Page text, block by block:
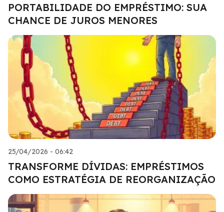
PORTABILIDADE DO EMPRÉSTIMO: SUA
CHANCE DE JUROS MENORES
25/04/2026 - 06:42
TRANSFORME DÍVIDAS: EMPRÉSTIMOS
COMO ESTRATÉGIA DE REORGANIZAÇÃO